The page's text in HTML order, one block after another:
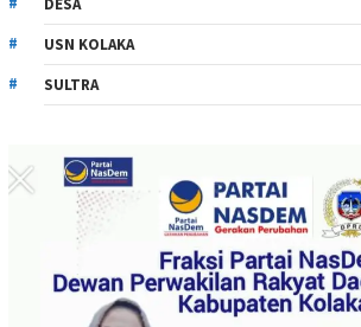
DESA
USN KOLAKA
SULTRA